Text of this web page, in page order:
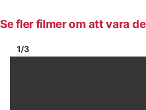
Se fler filmer om att vara
Bild 1
1/3